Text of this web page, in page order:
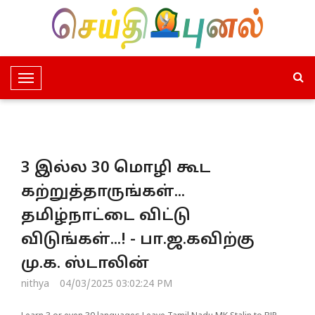
T
o
e
a
v
a
t
3 இல்ல 30 மொழி கூட
கற்றுத்தாருங்கள்...
தமிழ்நாட்டை விட்டு
விடுங்கள்...! - பா.ஜ.கவிற்கு
மு.க. ஸ்டாலின்
nithya 04/03/2025 03:02:24 PM